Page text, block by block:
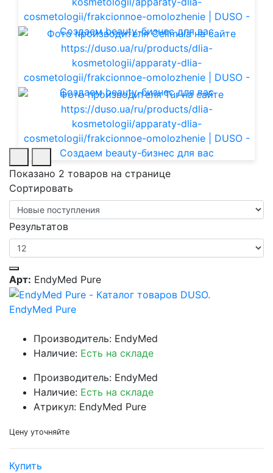
Показано 2 товаров на странице
Сортировать
Результатов
Арт: EndyMed Pure
EndyMed Pure
Производитель: EndyMed
Наличие: Есть на складе
Производитель: EndyMed
Наличие: Есть на складе
Атрикул: EndyMed Pure
Цену уточняйте
Купить